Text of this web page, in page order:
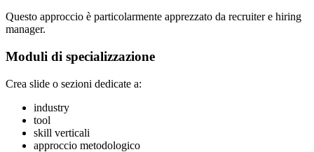
Questo approccio è particolarmente apprezzato da recruiter e hiring
manager.
Moduli di specializzazione
Crea slide o sezioni dedicate a:
industry
tool
skill verticali
approccio metodologico